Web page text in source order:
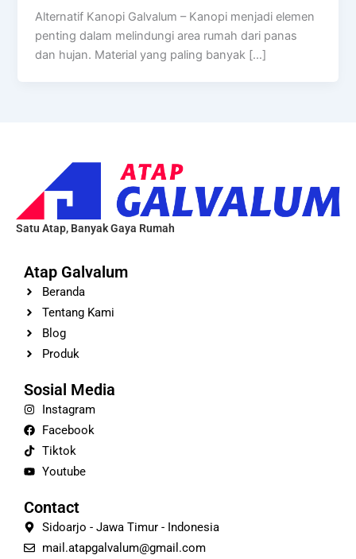
Alternatif Kanopi Galvalum – Kanopi menjadi elemen
penting dalam melindungi area rumah dari panas
dan hujan. Material yang paling banyak […]
Satu Atap, Banyak Gaya Rumah
Atap Galvalum
Beranda
Tentang Kami
Blog
Produk
Sosial Media
Instagram
Facebook
Tiktok
Youtube
Contact
Sidoarjo - Jawa Timur - Indonesia
mail.atapgalvalum@gmail.com